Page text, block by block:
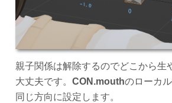
親子関係は解除するのでどこから生
大丈夫です。 CON.mouthのローカ
同じ方向に設定します。